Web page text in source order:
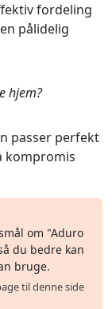
fordeling
pålidelig
hjem?
passer perfekt
kompromis
om "Aduro
du bedre kan
bruge.
til denne side